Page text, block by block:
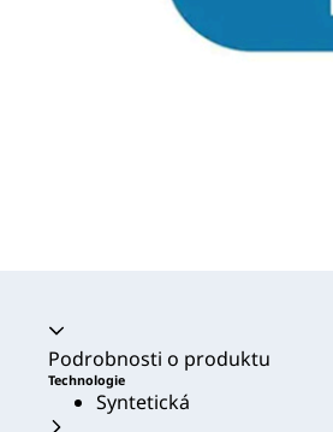
Akordeon se zhroutil
Podrobnosti o produktu
Technologie
Syntetická